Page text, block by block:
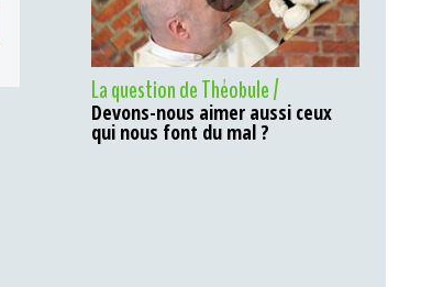
La question de Théobule /
Devons-nous aimer aussi ceux
qui nous font du mal ?